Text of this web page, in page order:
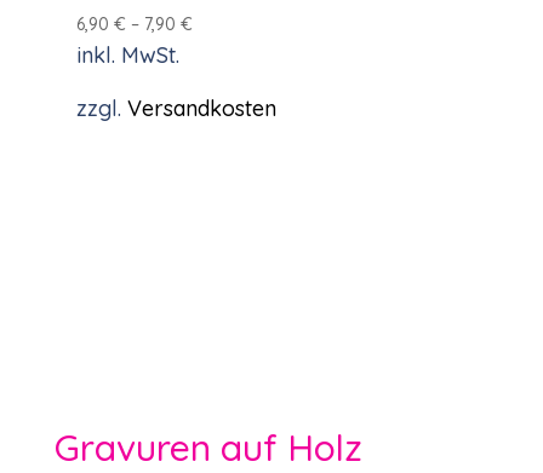
6,90 € – 7,90 €
inkl. MwSt.
zzgl. Versandkosten
Gravuren auf Holz